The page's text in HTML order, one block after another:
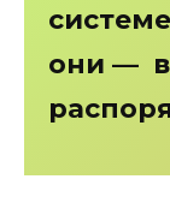
они —